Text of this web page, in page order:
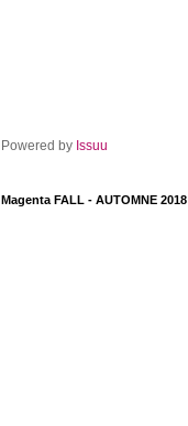
Powered by Issuu
Magenta FALL - AUTOMNE 2018